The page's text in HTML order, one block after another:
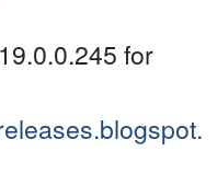
for